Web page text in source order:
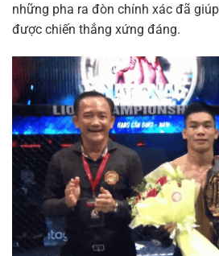
những pha ra đòn chính xác đã
được chiến thắng xứng đáng.